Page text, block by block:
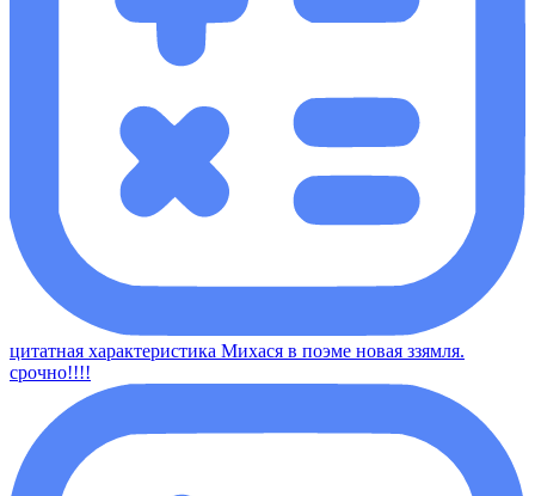
цитатная характеристика Михася в поэме новая ззямля.
срочно!!!!​